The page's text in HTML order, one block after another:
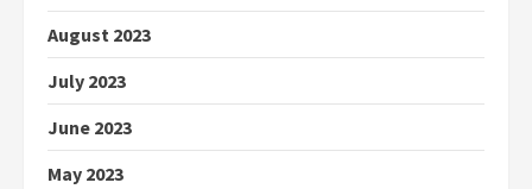
August 2023
July 2023
June 2023
May 2023